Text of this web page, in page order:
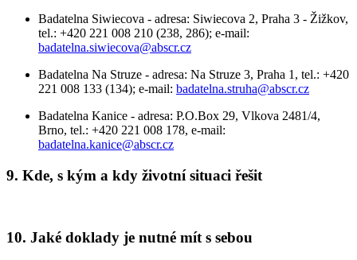
Badatelna Siwiecova - adresa: Siwiecova 2, Praha 3 - Žižkov,
tel.: +420 221 008 210 (238, 286); e-mail:
badatelna.siwiecova@abscr.cz
Badatelna Na Struze - adresa: Na Struze 3, Praha 1, tel.: +420
221 008 133 (134); e-mail: badatelna.struha@abscr.cz
Badatelna Kanice - adresa: P.O.Box 29, Vlkova 2481/4,
Brno, tel.: +420 221 008 178, e-mail:
badatelna.kanice@abscr.cz
9. Kde, s kým a kdy životní situaci řešit
10. Jaké doklady je nutné mít s sebou